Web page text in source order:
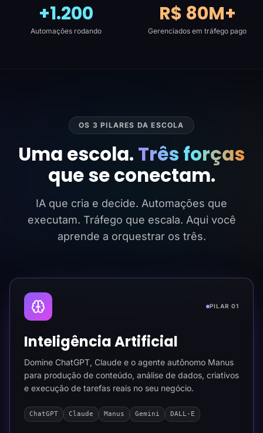
+1.200
Automações rodando
R$ 80M+
Gerenciados em tráfego pago
OS 3 PILARES DA ESCOLA
Uma escola. Três forças
que se conectam.
IA que cria e decide. Automações que
executam. Tráfego que escala. Aqui você
aprende a orquestrar os três.
PILAR 01
Inteligência Artificial
Domine ChatGPT, Claude e o agente autônomo Manus
para produção de conteúdo, análise de dados, criativos
e execução de tarefas reais no seu negócio.
ChatGPT Claude Manus Gemini DALL-E